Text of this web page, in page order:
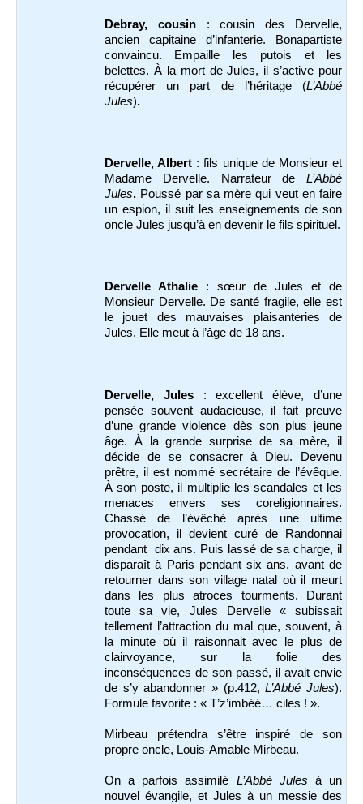
Debray, cousin: cousin des Dervelle,
ancien capitaine d’infanterie. Bonapartiste
convaincu. Empaille les putois et les
belettes. À la mort de Jules, il s’active pour
récupérer un part de l’héritage (L’Abbé
Jules).
Dervelle, Albert : fils unique de Monsieur et
Madame Dervelle. Narrateur de L’Abbé
Jules. Poussé par sa mère qui veut en faire
un espion, il suit les enseignements de son
oncle Jules jusqu’à en devenir le fils spirituel.
Dervelle Athalie : sœur de Jules et de
Monsieur Dervelle. De santé fragile, elle est
le jouet des mauvaises plaisanteries de
Jules. Elle meut à l’âge de 18 ans.
Dervelle, Jules: excellent élève, d’une
pensée souvent audacieuse, il fait preuve
d’une grande violence dès son plus jeune
âge. À la grande surprise de sa mère, il
décide de se consacrer à Dieu. Devenu
prêtre, il est nommé secrétaire de l’évêque.
À son poste, il multiplie les scandales et les
menaces envers ses coreligionnaires.
Chassé de l’évêché après une ultime
provocation, il devient curé de Randonnai
pendant dix ans. Puis lassé de sa charge, il
disparaît à Paris pendant six ans, avant de
retourner dans son village natal où il meurt
dans les plus atroces tourments. Durant
toute sa vie, Jules Dervelle « subissait
tellement l’attraction du mal que, souvent, à
la minute où il raisonnait avec le plus de
clairvoyance, sur la folie des
inconséquences de son passé, il avait envie
de s’y abandonner » (p.412,L’Abbé Jules).
Formule favorite : « T’z’imbéé… ciles ! ».
Mirbeau prétendra s’être inspiré de son
propre oncle, Louis-Amable Mirbeau.
On a parfois assimilé L’Abbé Jules à un
nouvel évangile, et Jules à un messie des